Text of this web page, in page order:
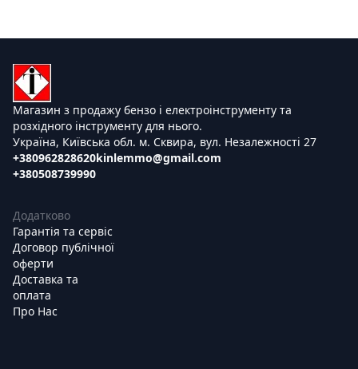
Магазин з продажу бензо і електроінструменту та
розхідного інструменту для нього.
Україна, Київська обл. м. Сквира, вул. Незалежності 27
+380962828620
+380508739990
kinlemmo@gmail.com
Додатково
Гарантія та сервіс
Договор публічної
оферти
Доставка та
оплата
Про Нас